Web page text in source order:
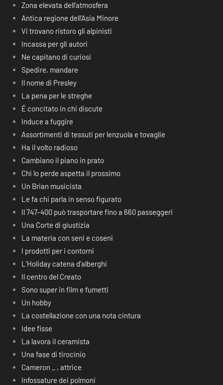
Zona elevata dell’atmosfera
Antica regione dell’Asia Minore
Vi trovano ristoro gli alpinisti
Incassa per gli autori
Ne capitano di curiosi
Spedire, mandare
Il nome di Presley
La pena per le streghe
É concitato in chi discute
Induce a fuggire
Assortimenti di tessuti per lenzuola e tovaglie
Ha il volto radioso
Cambiano il piano in prato
Chi lo perde aspetta il prossimo
Un Brian musicista
Le fa chi parla in senso figurato
Il 747-400 può trasportare fino a 660 passeggeri
Una Corte di giustizia
La materia con seni e coseni
I prodotti per i contorni
L’Holiday catena d’alberghi
Il centro del Creato
Sono super in film e fumetti
Un hobby
La costellazione con una nota cintura
Idee fisse
La lavora il ceramista
Una fase di tirocinio
Cameron _ , attrice
Infossature dei polmoni